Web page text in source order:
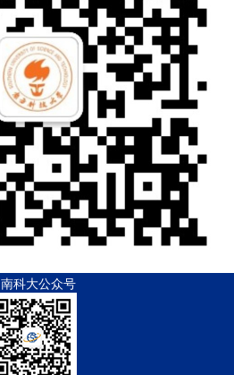
南科大公众号